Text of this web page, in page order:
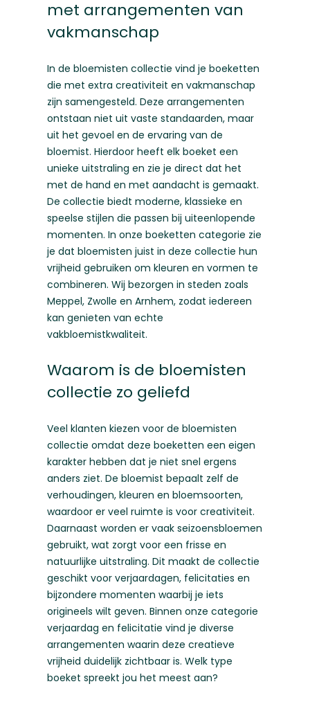
met arrangementen van
vakmanschap
In de bloemisten collectie vind je boeketten
die met extra creativiteit en vakmanschap
zijn samengesteld. Deze arrangementen
ontstaan niet uit vaste standaarden, maar
uit het gevoel en de ervaring van de
bloemist. Hierdoor heeft elk boeket een
unieke uitstraling en zie je direct dat het
met de hand en met aandacht is gemaakt.
De collectie biedt moderne, klassieke en
speelse stijlen die passen bij uiteenlopende
momenten. In onze boeketten categorie zie
je dat bloemisten juist in deze collectie hun
vrijheid gebruiken om kleuren en vormen te
combineren. Wij bezorgen in steden zoals
Meppel, Zwolle en Arnhem, zodat iedereen
kan genieten van echte
vakbloemistkwaliteit.
Waarom is de bloemisten
collectie zo geliefd
Veel klanten kiezen voor de bloemisten
collectie omdat deze boeketten een eigen
karakter hebben dat je niet snel ergens
anders ziet. De bloemist bepaalt zelf de
verhoudingen, kleuren en bloemsoorten,
waardoor er veel ruimte is voor creativiteit.
Daarnaast worden er vaak seizoensbloemen
gebruikt, wat zorgt voor een frisse en
natuurlijke uitstraling. Dit maakt de collectie
geschikt voor verjaardagen, felicitaties en
bijzondere momenten waarbij je iets
origineels wilt geven. Binnen onze categorie
verjaardag en felicitatie vind je diverse
arrangementen waarin deze creatieve
vrijheid duidelijk zichtbaar is. Welk type
boeket spreekt jou het meest aan?